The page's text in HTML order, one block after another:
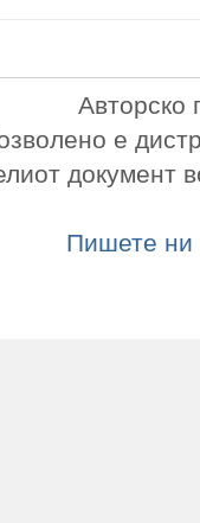
Авторско
е
документ
Пишете ни